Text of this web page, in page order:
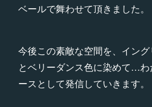
ベールで舞わせて頂きました。
今後この素敵な空間を、イン
とベリーダンス色に染めて…
ースとして発信していきます。